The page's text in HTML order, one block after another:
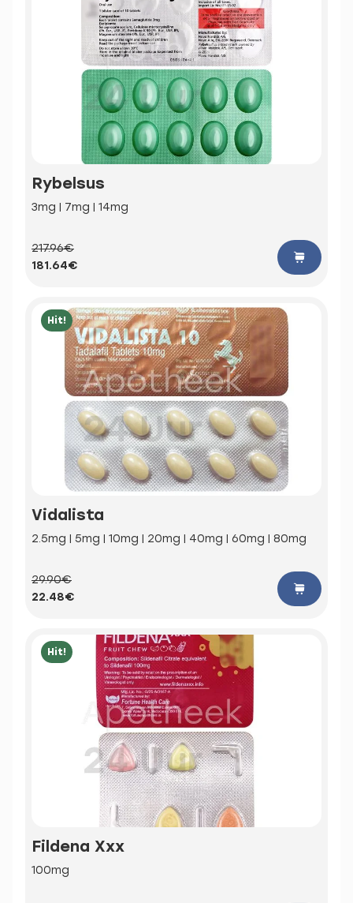
Rybelsus
3mg | 7mg | 14mg
217.96€
181.64€
Hit!
Vidalista
2.5mg | 5mg | 10mg | 20mg | 40mg | 60mg | 80mg
29.90€
22.48€
Hit!
Fildena Xxx
100mg